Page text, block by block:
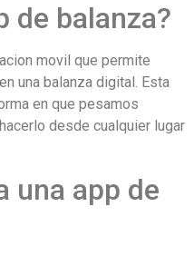
de balanza?
movil que permite
una balanza digital. Esta
en que pesamos
desde cualquier lugar
una app de